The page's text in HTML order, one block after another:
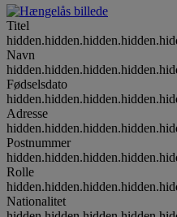
Titel
Navn
Fødselsdato
Adresse
Postnummer
Rolle
Nationalitet